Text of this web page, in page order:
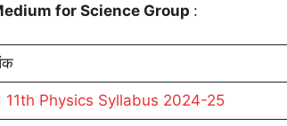
for Science Group :
11th Physics Syllabus 2024-25